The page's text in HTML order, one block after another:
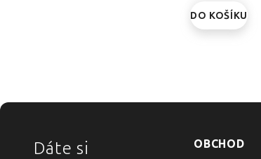
DO KOŠÍKU
ZÁPATÍ
Dáte si
OBCHOD